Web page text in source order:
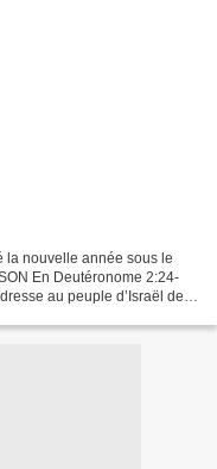
la nouvelle année sous le
En Deutéronome 2:24-
au peuple d’Israël de